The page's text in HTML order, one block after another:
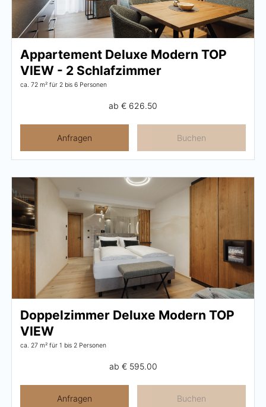
Appartement Deluxe Modern TOP
VIEW - 2 Schlafzimmer
ca. 72 m² für 2 bis 6 Personen
ab € 626.50
Anfragen Buchen
Doppelzimmer Deluxe Modern TOP
VIEW
ca. 27 m² für 1 bis 2 Personen
ab € 595.00
Anfragen Buchen